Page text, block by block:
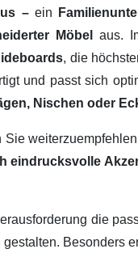
–ein
Möbelaus.
, die
und passt sich
Nischen oder
eindrucksvolle
die
Besonders